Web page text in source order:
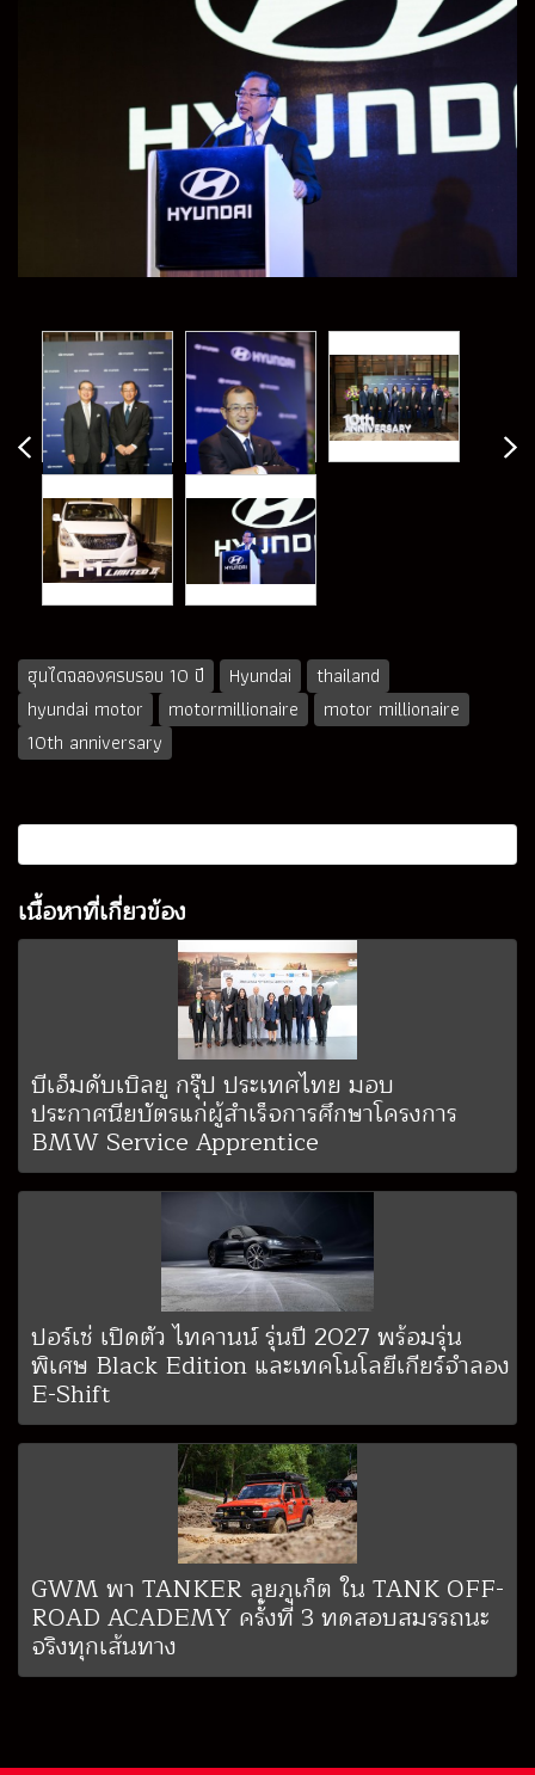
ฮุนไดฉลองครบรอบ 10 ปี Hyundai
thailand
hyundai motor
motormillionaire
motor millionaire
10th anniversary
เนื้อหาที่เกี่ยวข้อง
บีเอ็มดับเบิลยู กรุ๊ป ประเทศไทย มอบ
ประกาศนียบัตรแก่ผู้สำเร็จการศึกษาโครงการ
BMW Service Apprentice
ปอร์เช่ เปิดตัว ไทคานน์ รุ่นปี 2027 พร้อมรุ่น
พิเศษ Black Edition และเทคโนโลยีเกียร์จำลอง
E-Shift
GWM พา TANKER ลุยภูเก็ต ใน TANK OFF-
ROAD ACADEMY ครั้งที่ 3 ทดสอบสมรรถนะ
จริงทุกเส้นทาง